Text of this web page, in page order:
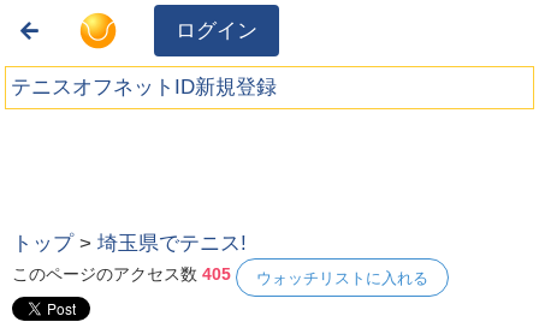
ログイン
テニスオフネットID新規登録
トップ >埼玉県でテニス!
このページのアクセス数405 ウォッチリストに入れる